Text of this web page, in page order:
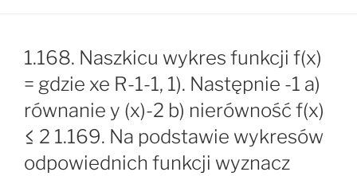
1.168. Naszkicu wykres funkcji f(x)
= gdzie xe R-1-1, 1). Następnie -1 a)
równanie y (x)-2 b) nierówność f(x)
≤ 2 1.169. Na podstawie wykresów
odpowiednich funkcji wyznacz